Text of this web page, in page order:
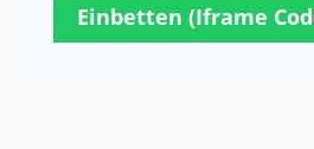
Einbetten (Iframe